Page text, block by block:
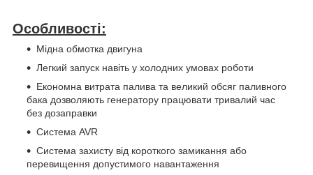
Особливості:
Мідна обмотка двигуна
Легкий запуск навіть у холодних умовах роботи
Економна витрата палива та великий обсяг паливного
бака дозволяють генератору працювати тривалий час
без дозаправки
Система AVR
Система захисту від короткого замикання або
перевищення допустимого навантаження